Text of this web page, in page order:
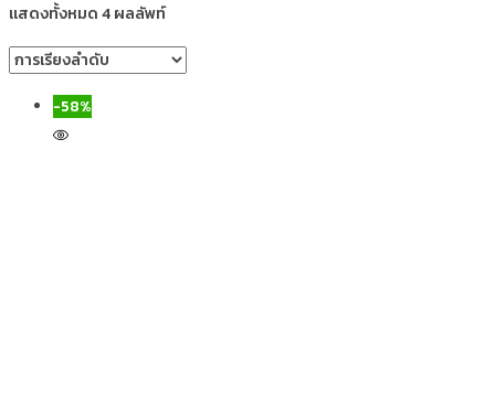
แสดงทั้งหมด 4 ผลลัพท์
-58%